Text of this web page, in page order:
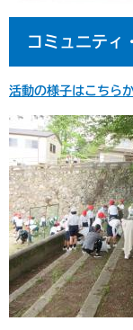
コミュニテ
活動の様子はこちら